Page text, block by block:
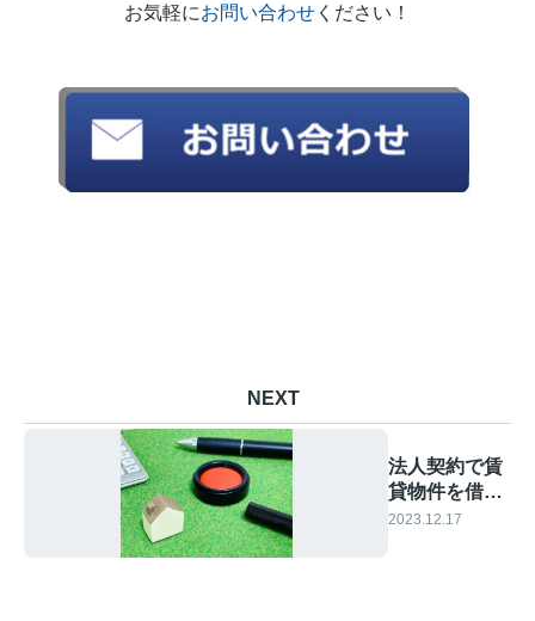
お気軽にお問い合わせ ください！
NEXT
法人契約で賃
貸物件を借り
る際の流れと
2023.12.17